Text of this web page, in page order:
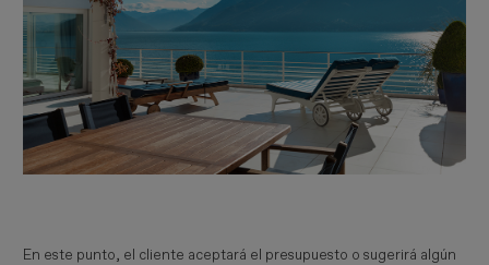
En este punto, el cliente aceptará el presupuesto o sugerirá algún